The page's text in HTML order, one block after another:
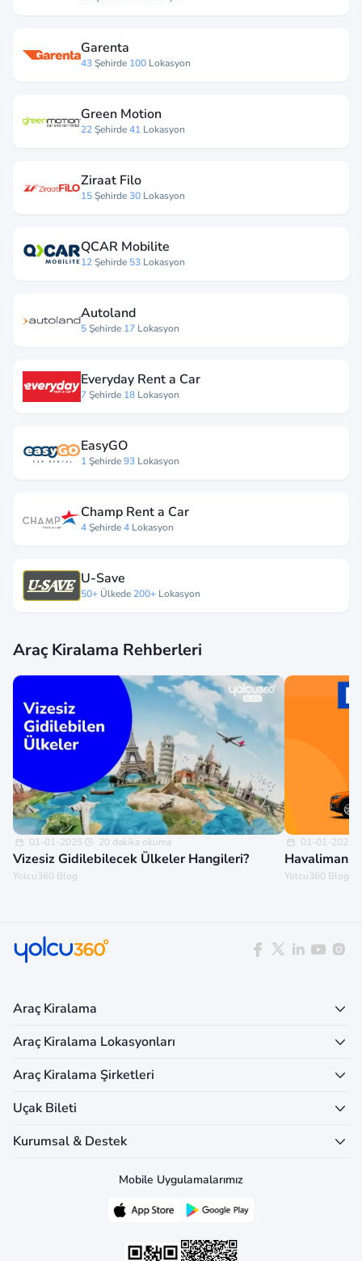
Garenta
43Şehirde 100 Lokasyon
Green Motion
22Şehirde41 Lokasyon
Ziraat Filo
15Şehirde30 Lokasyon
QCAR Mobilite
12Şehirde 53 Lokasyon
Autoland
5Şehirde 17 Lokasyon
Everyday Rent a Car
7Şehirde 18 Lokasyon
EasyGO
1Şehirde93 Lokasyon
Champ Rent a Car
4Şehirde4 Lokasyon
U-Save
50+ Ülkede 200+ Lokasyon
Araç Kiralama Rehberleri
01-01-2025 20 dakika okuma
Vizesiz Gidilebilecek Ülkeler Hangileri?
Yolcu360 Blog
01-01-2025
Yolcu360 Blog
Araç Kiralama
Araç Kiralama Lokasyonları
Araç Kiralama Şirketleri
Uçak Bileti
Kurumsal & Destek
Mobile Uygulamalarımız